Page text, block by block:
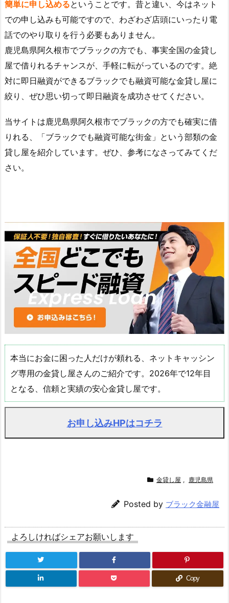
簡単に申し込めるということです。昔と違い、今はネット
での申し込みも可能ですので、わざわざ店頭にいったり電
話でのやり取りを行う必要もありません。
鹿児島県阿久根市でブラックの方でも、事実全国の金貸し
屋で借りれるチャンスが、手軽に転がっているのです。絶
対に即日融資ができるブラックでも融資可能な金貸し屋に
絞り、ぜひ思い切って即日融資を成功させてください。
当サイトは鹿児島県阿久根市でブラックの方でも確実に借
りれる、「ブラックでも融資可能な街金」という部類の金
貸し屋を紹介しています。ぜひ、参考になさってみてくだ
さい。
本当にお金に困った人だけが頼れる、ネットキャッシン
グ専用の金貸し屋さんのご紹介です。2026年で12年目
となる、信頼と実績の安心金貸し屋です。
お申し込みHPはコチラ
金貸し屋 , 鹿児島県
Posted by ブラック金融屋
よろしければシェアお願いします
Copy